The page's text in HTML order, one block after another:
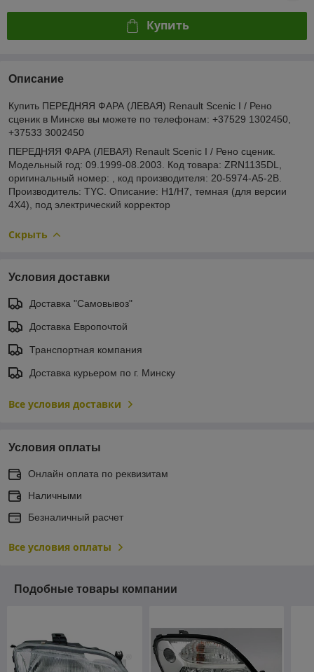
Купить
Описание
Купить ПЕРЕДНЯЯ ФАРА (ЛЕВАЯ) Renault Scenic I / Рено
сценик в Минске вы можете по телефонам: +37529 1302450,
+37533 3002450
ПЕРЕДНЯЯ ФАРА (ЛЕВАЯ) Renault Scenic I / Рено сценик.
Модельный год: 09.1999-08.2003. Код товара: ZRN1135DL,
оригинальный номер: , код производителя: 20-5974-A5-2B.
Производитель: TYC. Описание: Н1/Н7, темная (для версии
4Х4), под электрический корректор
Скрыть
Условия доставки
Доставка "Самовывоз"
Доставка Европочтой
Транспортная компания
Доставка курьером по г. Минску
Все условия доставки
Условия оплаты
Онлайн оплата по реквизитам
Наличными
Безналичный расчет
Все условия оплаты
Подобные товары компании